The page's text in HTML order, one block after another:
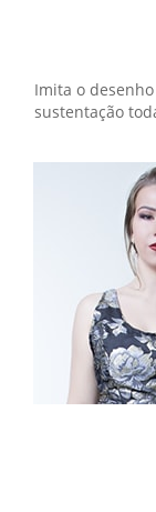
Imita o
sustentação